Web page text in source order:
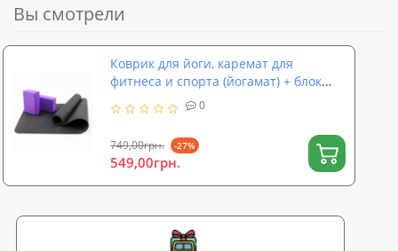
Вы смотрели
Коврик для йоги, каремат для
фитнеса и спорта (йогамат) + блок
для йоги (кирпич) 2шт OSPORT Set 86
(n-0116)
0
749,00грн. -27%
549,00грн.